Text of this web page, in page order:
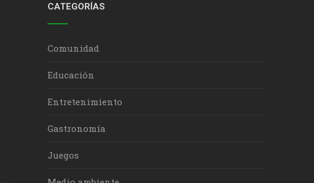
CATEGORÍAS
Comunidad
Educación
Entretenimiento
Gastronomía
Juegos